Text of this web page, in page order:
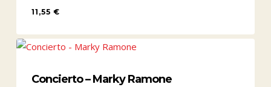
11,55 €
Concierto – Marky Ramone